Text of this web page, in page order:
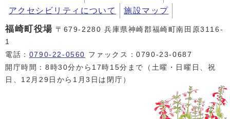
アクセシビリティについて
施設マップ
福崎町役場 〒679-2280 兵庫県神崎郡福崎町南田原3116-
1
電話： 0790-22-0560 ファックス：0790-23-0687
開庁時間：8時30分から17時15分まで（土曜・日曜日、祝
日、12月29日から1月3日は閉庁）